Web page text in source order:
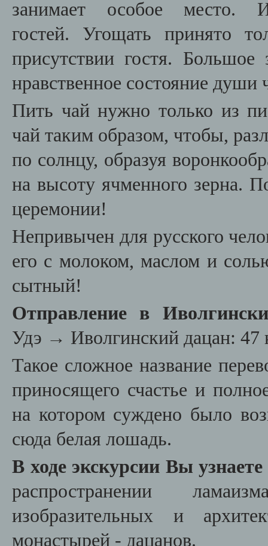
занимает особое место.
гостей. Угощать принято
присутствии гостя.
нравственное состояние
Пить чай нужно только из
чай таким образом, чтобы,
по солнцу, образуя
на высоту ячменного зерна.
церемонии!
Непривычен для русского
его с молоком, маслом и
сытный!
Отправление в
Удэ → Иволгинский дацан: 47
Такое сложное название
приносящего счастье и
на котором суждено было
сюда белая лошадь.
В ходе экскурсии Вы узнаете
распространении
изобразительных и
монастырей - дацанов.